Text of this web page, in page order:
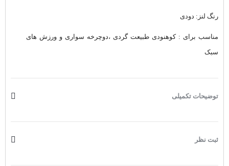
رنگ لنز: دودی
مناسب برای : کوهنودی طبیعت گردی ،دوچرخه سواری و ورزش های
سبک
توضیحات تکمیلی
ثبت نظر